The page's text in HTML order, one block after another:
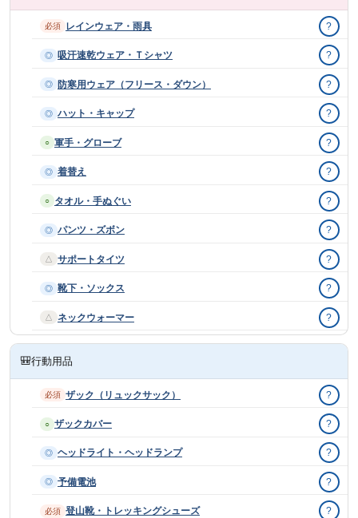
必須 レインウェア・雨具 ?
◎ 吸汗速乾ウェア・Ｔシャツ ?
◎ 防寒用ウェア（フリース・ダウン） ?
◎ ハット・キャップ ?
○ 軍手・グローブ ?
◎ 着替え ?
○ タオル・手ぬぐい ?
◎ パンツ・ズボン ?
△ サポートタイツ ?
◎ 靴下・ソックス ?
△ ネックウォーマー ?
🎒行動用品
必須 ザック（リュックサック） ?
○ ザックカバー ?
◎ ヘッドライト・ヘッドランプ ?
◎ 予備電池 ?
必須 登山靴・トレッキングシューズ ?